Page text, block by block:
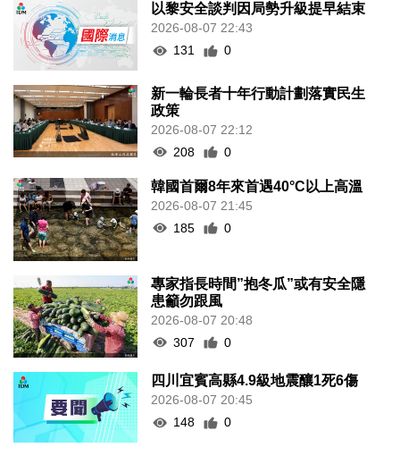
以黎安全談判因局勢升級提早結束
2026-08-07 22:43
131
0
新一輪長者十年行動計劃落實民生
政策
2026-08-07 22:12
208
0
韓國首爾8年來首遇40°C以上高溫
2026-08-07 21:45
185
0
專家指長時間”抱冬瓜”或有安全隱
患籲勿跟風
2026-08-07 20:48
307
0
四川宜賓高縣4.9級地震釀1死6傷
2026-08-07 20:45
148
0